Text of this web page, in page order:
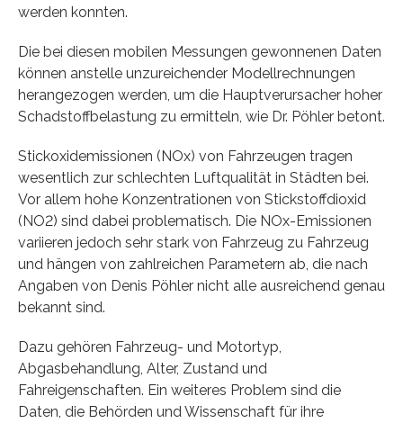
werden konnten.
Die bei diesen mobilen Messungen gewonnenen Daten
können anstelle unzureichender Modellrechnungen
herangezogen werden, um die Hauptverursacher hoher
Schadstoffbelastung zu ermitteln, wie Dr. Pöhler betont.
Stickoxidemissionen (NOx) von Fahrzeugen tragen
wesentlich zur schlechten Luftqualität in Städten bei.
Vor allem hohe Konzentrationen von Stickstoffdioxid
(NO2) sind dabei problematisch. Die NOx-Emissionen
variieren jedoch sehr stark von Fahrzeug zu Fahrzeug
und hängen von zahlreichen Parametern ab, die nach
Angaben von Denis Pöhler nicht alle ausreichend genau
bekannt sind.
Dazu gehören Fahrzeug- und Motortyp,
Abgasbehandlung, Alter, Zustand und
Fahreigenschaften. Ein weiteres Problem sind die
Daten, die Behörden und Wissenschaft für ihre